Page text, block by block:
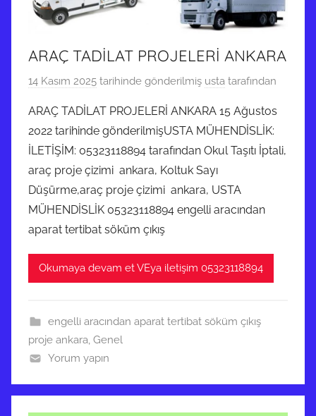
ARAÇ TADİLAT PROJELERİ ANKARA
14 Kasım 2025 tarihinde gönderilmiş usta tarafından
ARAÇ TADİLAT PROJELERİ ANKARA 15 Ağustos
2022 tarihinde gönderilmişUSTA MÜHENDİSLİK:
İLETİŞİM: 05323118894 tarafından Okul Taşıtı İptali,
araç proje çizimi ankara, Koltuk Sayı
Düşürme,araç proje çizimi ankara, USTA
MÜHENDİSLİK 05323118894 engelli aracından
aparat tertibat söküm çıkış
Okumaya devam et VEya iletişim 05323118894
engelli aracından aparat tertibat söküm çıkış
proje ankara, Genel
Yorum yapın